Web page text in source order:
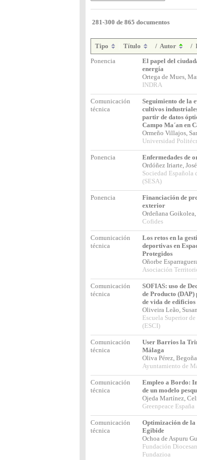
281-300 de 865 documentos
Tipo Título / Autor /
Ponencia
El papel del
energía
Ortega de Mues,
INDRA
Comunicación
técnica
Seguimiento de la
cultivos
partir de datos
Campo Ma´an en
Ormeño Villajos,
Universidad
Ponencia
Enfermedades de
Ordóñez Iriarte,
Sociedad Española
(SESA)
Ponencia
Financiación de
exterior
Ordeñana Goikolea,
Cofides
Comunicación
técnica
Los retos en la
deportivas en
Protegidos
Oñorbe
Asociación
Comunicación
técnica
SOFIAS: uso de
de Producto
de vida de edificios
Oliveira Leão,
Escuela Superior
(ESCI)
Comunicación
técnica
User Barrios la
Málaga
Oliva Pérez, Begoña
Ayuntamiento de
Comunicación
técnica
Empleo a Bordo:
de un modelo
Ojeda Martínez,
Greenpeace España
Comunicación
técnica
Optimización de la
Egibide
Ochoa de Aspuru
Fundación
Fundazioa